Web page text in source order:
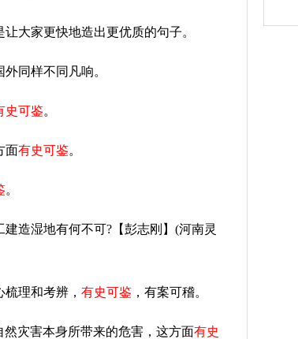
大家更快地造出更优质的句子。
外同样不同凡响。
史可鉴。
面有史可鉴。
。
建造湿地有何不可?【彭志刚】(河南灵
理和考辨， 有史可鉴 ，有案可稽。
然灾害本身所带来的危害，这方面有史